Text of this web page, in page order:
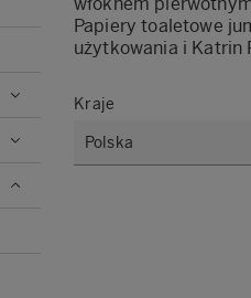
Papiery toaletowe
użytkowania i Katrin
Kraje